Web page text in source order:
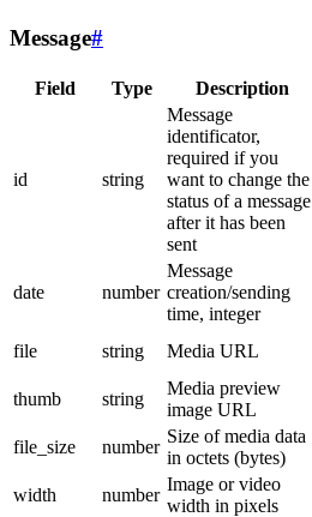
Message#
Field Type Description
id string
Message
identificator,
required if you
want to change the
status of a message
after it has been
sent
date number
Message
creation/sending
time, integer
file string Media URL
thumb
string
Media preview
image URL
file_size
number
Size of media data
in octets (bytes)
width
number
Image or video
width in pixels